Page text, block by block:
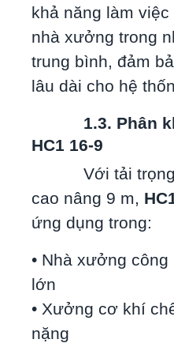
khả năng làm
nhà xưởng trong
trung bình, đảm
lâu dài cho hệ
1.3. Phân
HC1 16-9
Với tải
cao nâng 9 m,
ứng dụng trong:
• Nhà xưởng
lớn
• Xưởng cơ khí
nặng